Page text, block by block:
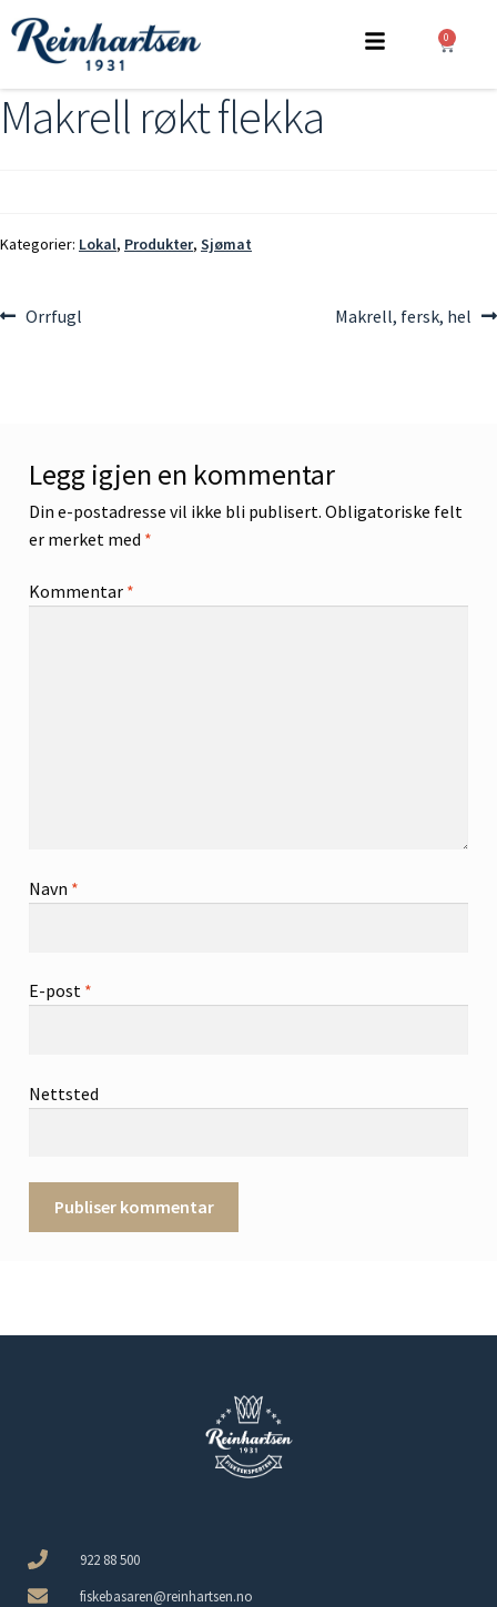
0
Makrell røkt flekka
Kategorier: Lokal, Produkter, Sjømat
Orrfugl Makrell, fersk, hel
Legg igjen en kommentar
Din e-postadresse vil ikke bli publisert. Obligatoriske felt
er merket med *
Kommentar *
Navn *
E-post *
Nettsted
922 88 500
fiskebasaren@reinhartsen.no